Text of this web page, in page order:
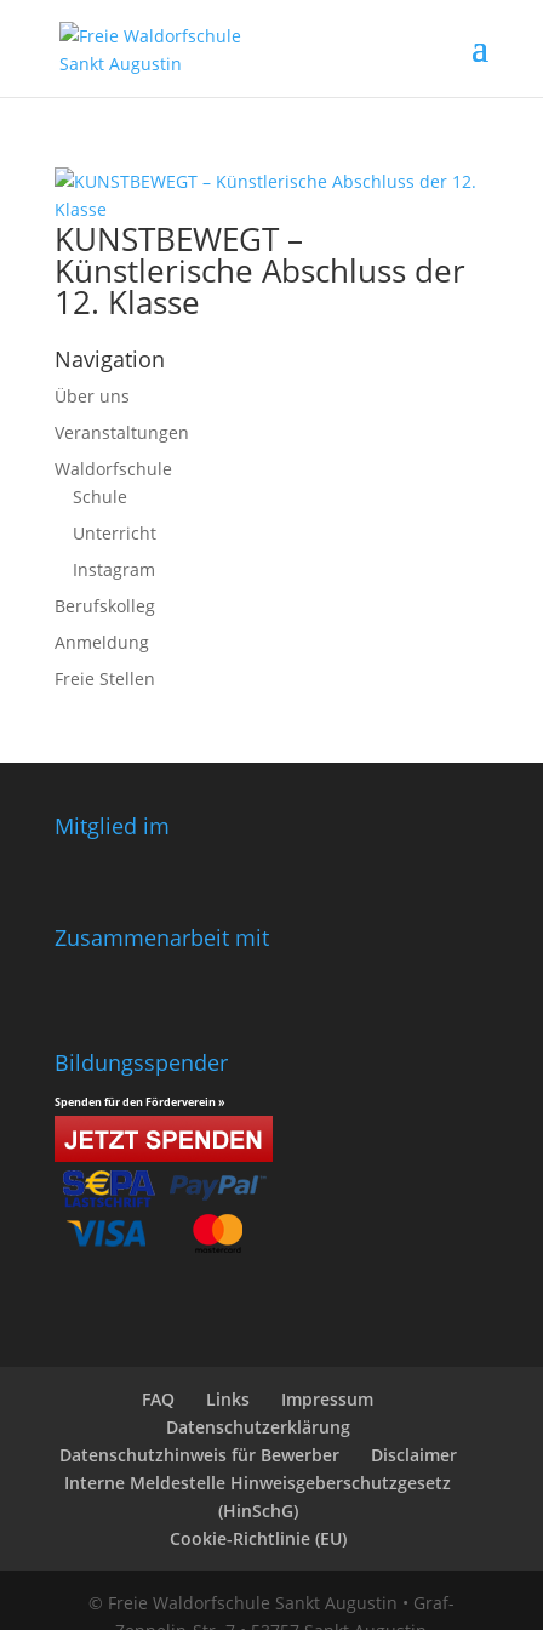
KUNSTBEWEGT –
Künstlerische Abschluss der
12. Klasse
Navigation
Über uns
Veranstaltungen
Waldorfschule
Schule
Unterricht
Instagram
Berufskolleg
Anmeldung
Freie Stellen
Mitglied im
Zusammenarbeit mit
Bildungsspender
Spenden für den Förderverein »
FAQ Links
Impressum
Datenschutzerklärung
Datenschutzhinweis für Bewerber
Disclaimer
Interne Meldestelle Hinweisgeberschutzgesetz
(HinSchG)
Cookie-Richtlinie (EU)
© Freie Waldorfschule Sankt Augustin • Graf-